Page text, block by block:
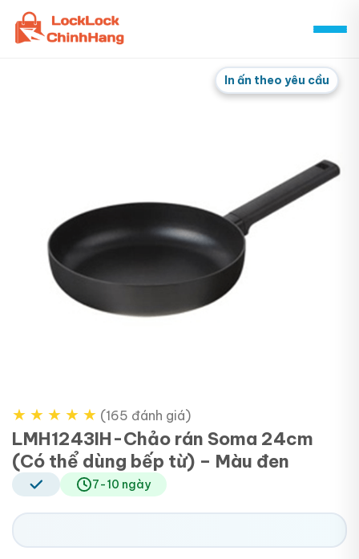
Skip
content
In ấn theo yêu cầu
★ ★ ★ ★ ★ (165 đánh giá)
LMH1243IH-Chảo rán Soma 24cm
(Có thể dùng bếp từ) – Màu đen
7-10 ngày